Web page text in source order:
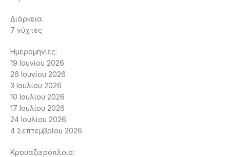
Διάρκεια:
7 νύχτες
Ημερομηνίες:
19 Ιουνίου 2026
26 Ιουνίου 2026
3 Ιουλίου 2026
10 Ιουλίου 2026
17 Ιουλίου 2026
24 Ιουλίου 2026
4 Σεπτεμβρίου 2026
Κρουαζιερόπλοιο: